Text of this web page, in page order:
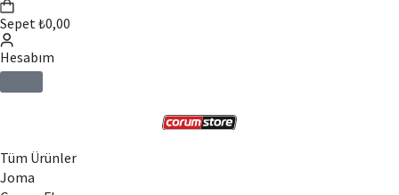
Sepet₺0,00
Hesabım
Tüm Ürünler
Joma